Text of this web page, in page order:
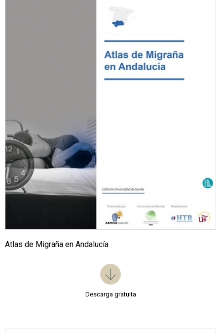
Atlas de Migraña en Andalucía
Descarga gratuita